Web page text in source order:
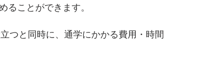
ることができます。
つと同時に、通学にかかる費用・時間